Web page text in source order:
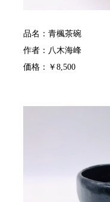
品名：青楓茶碗
作者：八木海峰
価格：￥8,500